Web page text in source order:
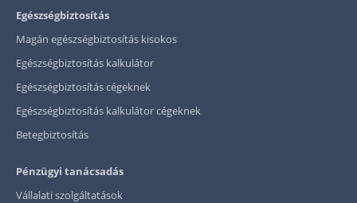
Egészségbiztosítás
Magán egészségbiztosítás kisokos
Egészségbiztosítás kalkulátor
Egészségbiztosítás cégeknek
Egészségbiztosítás kalkulátor cégeknek
Betegbiztosítás
Pénzügyi tanácsadás
Vállalati szolgáltatások